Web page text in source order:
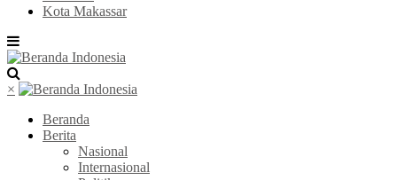
Kota Makassar
×
Beranda
Berita
Nasional
Internasional